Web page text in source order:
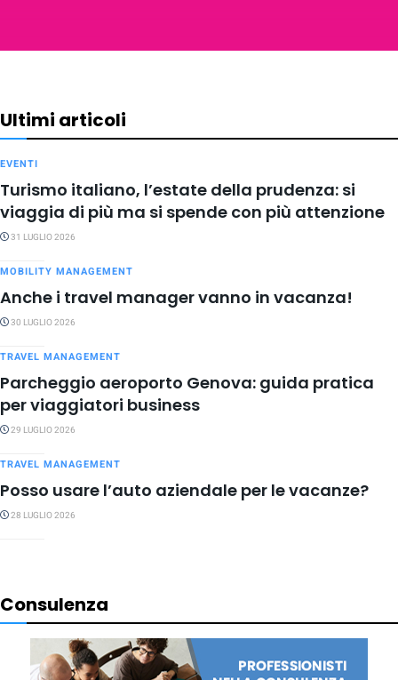
Ultimi articoli
EVENTI
Turismo italiano, l’estate della prudenza: si
viaggia di più ma si spende con più attenzione
31 LUGLIO 2026
MOBILITY MANAGEMENT
Anche i travel manager vanno in vacanza!
30 LUGLIO 2026
TRAVEL MANAGEMENT
Parcheggio aeroporto Genova: guida pratica
per viaggiatori business
29 LUGLIO 2026
TRAVEL MANAGEMENT
Posso usare l’auto aziendale per le vacanze?
28 LUGLIO 2026
Consulenza